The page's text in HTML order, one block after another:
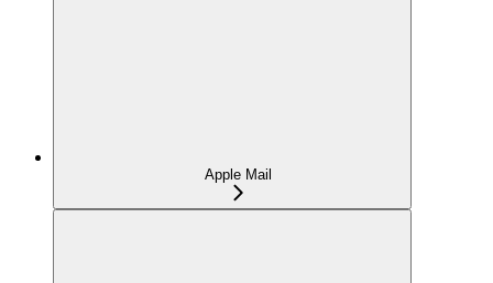
Apple Mail